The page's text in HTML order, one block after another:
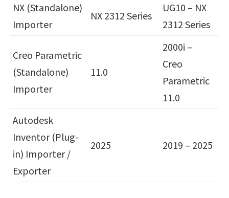
NX (Standalone)
Importer
NX 2312 Series
UG10 – NX
2312 Series
Creo Parametric
(Standalone)
Importer
11.0
2000i –
Creo
Parametric
11.0
Autodesk
Inventor (Plug-
in) Importer /
Exporter
2025 2019 – 2025